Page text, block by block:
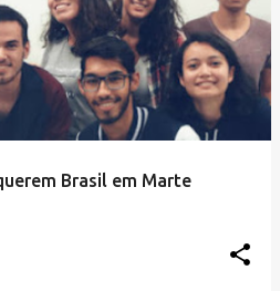
Brasil em Marte